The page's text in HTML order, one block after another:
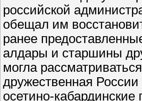
российской
обещал им
ранее
алдары и старшины
могла
дружественная
осетино-